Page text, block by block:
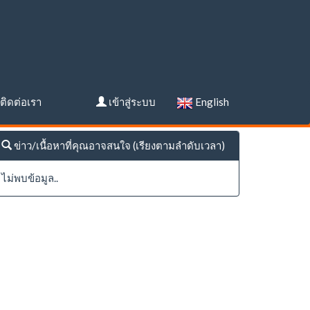
ติดต่อเรา เข้าสู่ระบบ English
ข่าว/เนื้อหาที่คุณอาจสนใจ (เรียงตามลำดับเวลา)
ไม่พบข้อมูล..